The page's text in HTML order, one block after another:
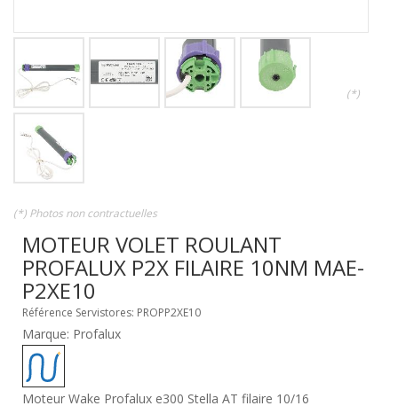
(*)
(*) Photos non contractuelles
MOTEUR VOLET ROULANT
PROFALUX P2X FILAIRE 10NM MAE-
P2XE10
Référence Servistores: PROPP2XE10
Marque: Profalux
Moteur Wake Profalux e300 Stella AT filaire 10/16